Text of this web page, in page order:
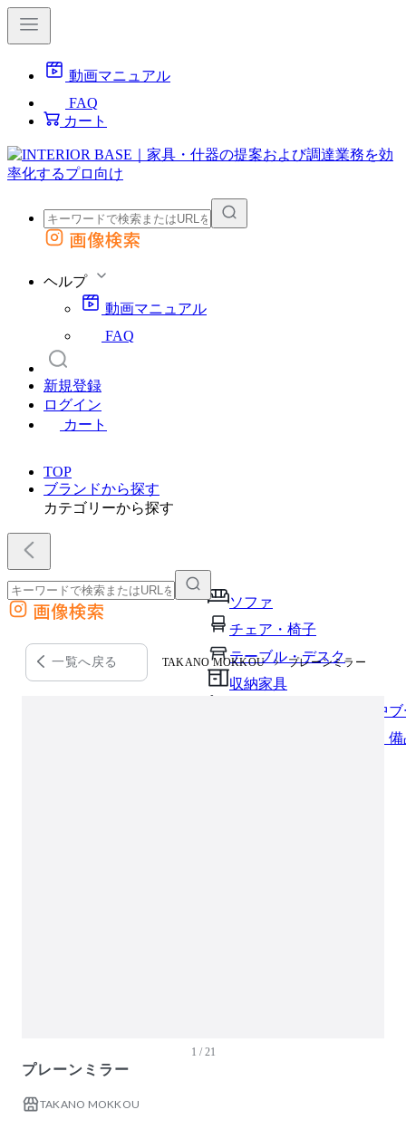
動画マニュアル
FAQ
カート
外部サイトの商品をカートに追加
画像検索
ヘルプ
動画マニュアル
FAQ
新規登録
ログイン
カート
TOP
ブランドから探す
カテゴリーから探す
ソファ
チェア・椅子
テーブル・デスク
収納家具
パーソナルブース・集中
オフィスアクセサリー・
外部サイトの商品をカートに追加
他のサイトで見つけた商品ページのURLを貼り付けて、カートに追加できます
画像検索
一覧へ戻る TAKANO MOKKOU プレーンミラー
1 / 21
プレーンミラー
TAKANO MOKKOU